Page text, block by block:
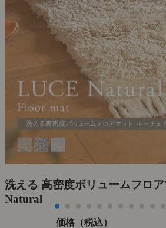
洗える 高密度ボリュームフロ
Natural
価格（税込）